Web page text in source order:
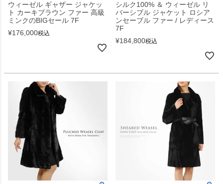
ウィーゼル ギャザー ジャケッ
ト カーキブラウン ファー 高級
ミンクのBIGセール 7F
¥176,000税込
シルク100% ＆ ウィーゼル リ
バーシブル ジャケット ロシア
ンセーブル ファー / レディース
7F
¥184,800税込